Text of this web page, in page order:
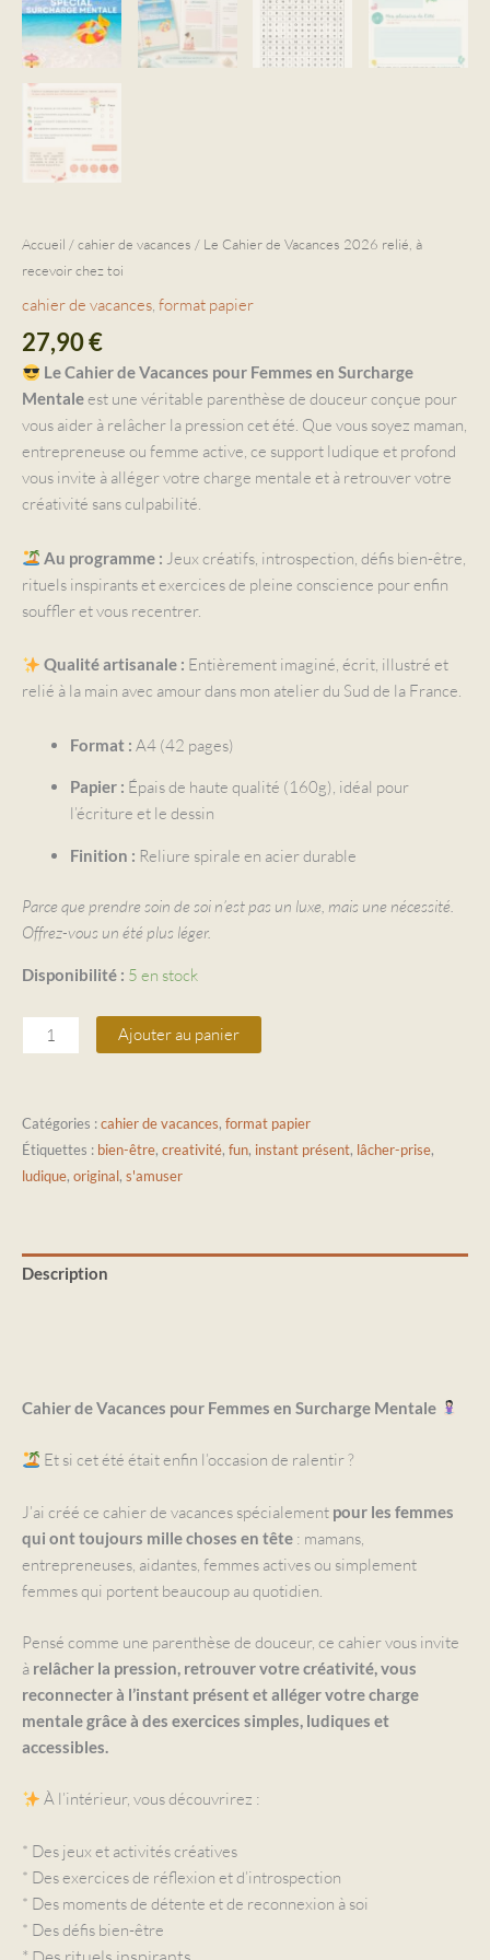
Accueil /cahier de vacances / Le Cahier de Vacances 2026 relié, à
recevoir chez toi
cahier de vacances, format papier
27,90€
Le Cahier de Vacances pour Femmes en Surcharge
Mentaleest une véritable parenthèse de douceur conçue pour
vous aider à relâcher la pression cet été. Que vous soyez maman,
entrepreneuse ou femme active, ce support ludique et profond
vous invite à alléger votre charge mentale et à retrouver votre
créativité sans culpabilité.
Au programme : Jeux créatifs, introspection, défis bien-être,
rituels inspirants et exercices de pleine conscience pour enfin
souffler et vous recentrer.
Qualité artisanale : Entièrement imaginé, écrit, illustré et
relié à la main avec amour dans mon atelier du Sud de la France.
Format : A4 (42 pages)
Papier : Épais de haute qualité (160g), idéal pour
l’écriture et le dessin
Finition : Reliure spirale en acier durable
Parce que prendre soin de soi n’est pas un luxe, mais une nécessité.
Offrez-vous un été plus léger.
Disponibilité : 5 en stock
Ajouter au panier
Catégories :cahier de vacances, format papier
Étiquettes : bien-être, creativité, fun, instant présent, lâcher-prise,
ludique, original, s'amuser
Description
Cahier de Vacances pour Femmes en Surcharge Mentale
Et si cet été était enfin l’occasion de ralentir ?
J’ai créé ce cahier de vacances spécialement pour les femmes
qui ont toujours mille choses en tête : mamans,
entrepreneuses, aidantes, femmes actives ou simplement
femmes qui portent beaucoup au quotidien.
Pensé comme une parenthèse de douceur, ce cahier vous invite
à relâcher la pression, retrouver votre créativité, vous
reconnecter à l’instant présent et alléger votre charge
mentale grâce à des exercices simples, ludiques et
accessibles.
À l’intérieur, vous découvrirez :
* Des jeux et activités créatives
* Des exercices de réflexion et d’introspection
* Des moments de détente et de reconnexion à soi
* Des défis bien-être